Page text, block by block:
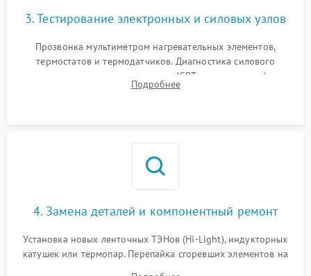
3. Тестирование электронных и силовых узлов
Прозвонка мультиметром нагревательных элементов,
термостатов и термодатчиков. Диагностика силового
модуля, реле, диодных мостов и IGBT-транзисторов (для
индукции). Проверка кранов и газ-контроля (для газовых
Подробнее
4. Замена деталей и компонентный ремонт
Установка новых ленточных ТЭНов (Hi-Light), индукторных
катушек или термопар. Перепайка сгоревших элементов на